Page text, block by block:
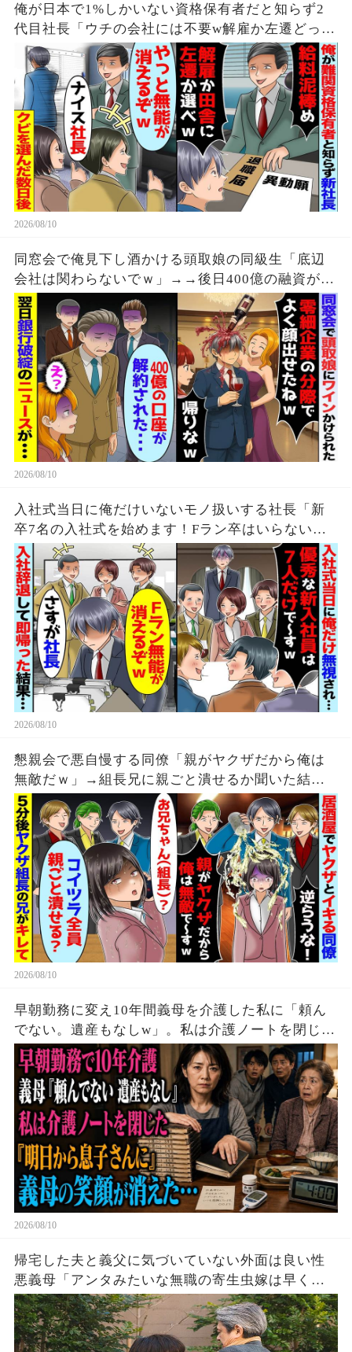
俺が日本で1%しかいない資格保有者だと知らず2
代目社長「ウチの会社には不要w解雇か左遷どっち
か選べw」→「辞めますけど、痛い目見ますよ？」
2026/08/10
同窓会で俺見下し酒かける頭取娘の同級生「底辺
会社は関わらないでｗ」→→後日400億の融資が解
約され…
2026/08/10
入社式当日に俺だけいないモノ扱いする社長「新
卒7名の入社式を始めます！Fラン卒はいらない帰
れｗ」→お望み通り入社辞退した結果
2026/08/10
懇親会で悪自慢する同僚「親がヤクザだから俺は
無敵だｗ」→組長兄に親ごと潰せるか聞いた結
果…
2026/08/10
早朝勤務に変え10年間義母を介護した私に「頼ん
でない。遺産もなしw」。私は介護ノートを閉じ
「明日から息子さんに」――義母の笑顔が消え
た…。感動の物語
2026/08/10
帰宅した夫と義父に気づいていない外面は良い性
悪義母「アンタみたいな無職の寄生虫嫁は早く離
婚しろw」直後、夫・義父「全て聞いたぞ」義母
「え」2人がブチギレた結果w